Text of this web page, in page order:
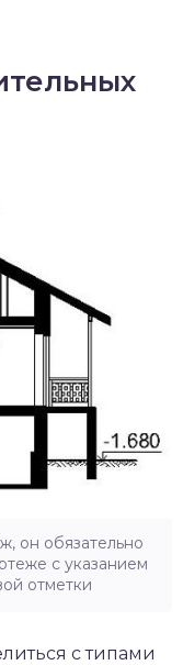
он обязательно
с указанием
отметки
с типами